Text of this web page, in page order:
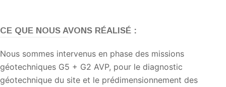
CE QUE NOUS AVONS RÉALISÉ :
Nous sommes intervenus en phase des missions
géotechniques G5 + G2 AVP, pour le diagnostic
géotechnique du site et le prédimensionnement des